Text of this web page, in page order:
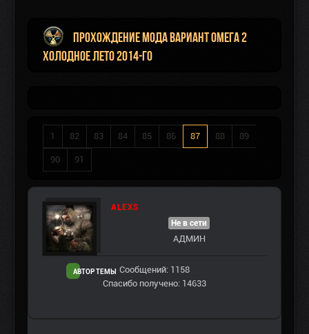
Прохождение мода Вариант Омега 2
Холодное лето 2014-го
1 82 83 84 85 86 87 88 89
90 91
ALEXS
АВТОР ТЕМЫ
Не в сети
АДМИН
Сообщений: 1158
Спасибо получено: 14633